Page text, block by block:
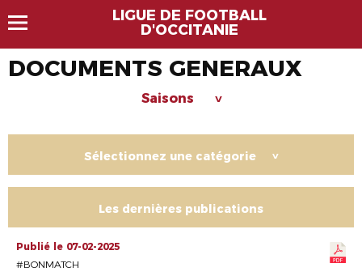
LIGUE DE FOOTBALL
D'OCCITANIE
DOCUMENTS GENERAUX
Saisons >
Sélectionnez une catégorie >
Les dernières publications
Publié le 07-02-2025
#BONMATCH